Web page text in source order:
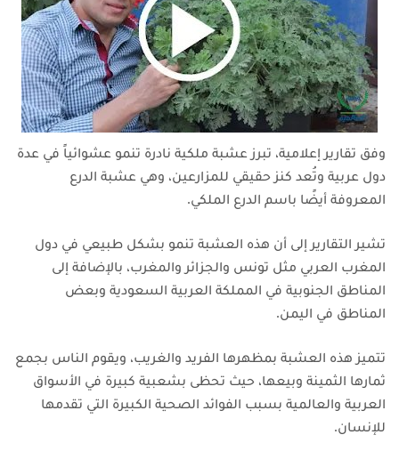
وفق تقارير إعلامية، تبرز عشبة ملكية نادرة تنمو عشوائياً في عدة
دول عربية وتُعد كنز حقيقي للمزارعين، وهي عشبة الدرع
المعروفة أيضًا باسم الدرع الملكي.
تشير التقارير إلى أن هذه العشبة تنمو بشكل طبيعي في دول
المغرب العربي مثل تونس والجزائر والمغرب، بالإضافة إلى
المناطق الجنوبية في المملكة العربية السعودية وبعض
المناطق في اليمن.
تتميز هذه العشبة بمظهرها الفريد والغريب، ويقوم الناس بجمع
ثمارها الثمينة وبيعها، حيث تحظى بشعبية كبيرة في الأسواق
العربية والعالمية بسبب الفوائد الصحية الكبيرة التي تقدمها
للإنسان.